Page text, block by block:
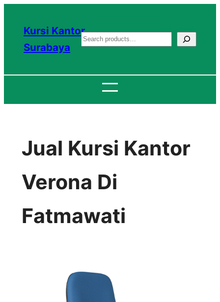
konten
Kursi Kantor
Surabaya
S
a
c
Jual Kursi Kantor
Verona Di
Fatmawati